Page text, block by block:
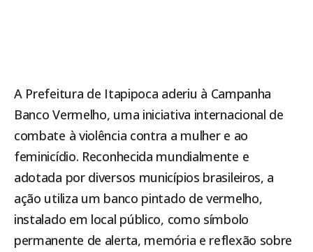
A Prefeitura de Itapipoca aderiu à Campanha
Banco Vermelho, uma iniciativa internacional de
combate à violência contra a mulher e ao
feminicídio. Reconhecida mundialmente e
adotada por diversos municípios brasileiros, a
ação utiliza um banco pintado de vermelho,
instalado em local público, como símbolo
permanente de alerta, memória e reflexão sobre